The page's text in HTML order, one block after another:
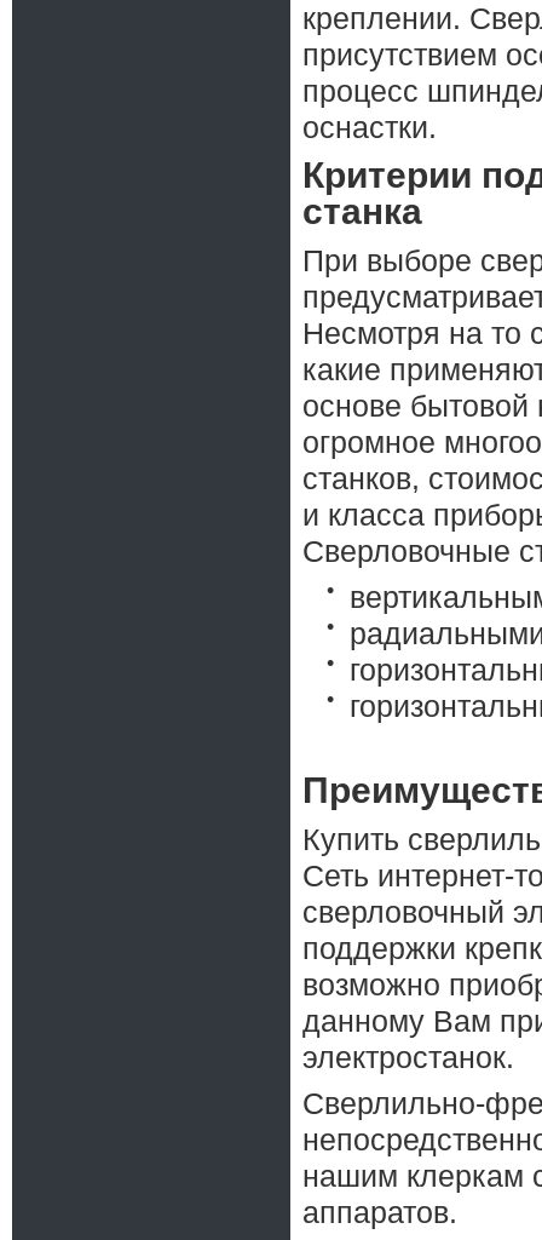
креплении.
присутствием
процесс
оснастки.
Критерии
станка
При выборе
Несмотря на то
какие
основе
огромное
станков,
и класса
Сверловочные
Купить
Сеть интернет-
сверловочный
поддержки
возможно
данному Вам
электростанок.
Сверлильно-
нашим клеркам
аппаратов.